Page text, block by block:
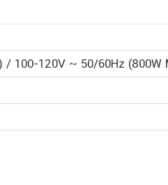
100-120V ~ 50/60Hz (800W